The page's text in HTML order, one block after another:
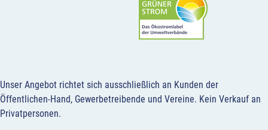
Unser Angebot richtet sich ausschließlich an Kunden der
Öffentlichen-Hand, Gewerbetreibende und Vereine. Kein Verkauf an
Privatpersonen.